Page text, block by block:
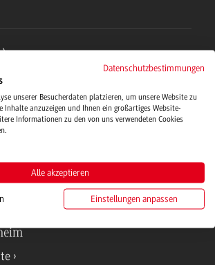
Datenschutzbestimmungen
unserer Besucherdaten platzieren, um unsere Website zu
Inhalte anzuzeigen und Ihnen ein großartiges Website-
Informationen zu den von uns verwendeten Cookies
Alle akzeptieren
Einstellungen anpassen